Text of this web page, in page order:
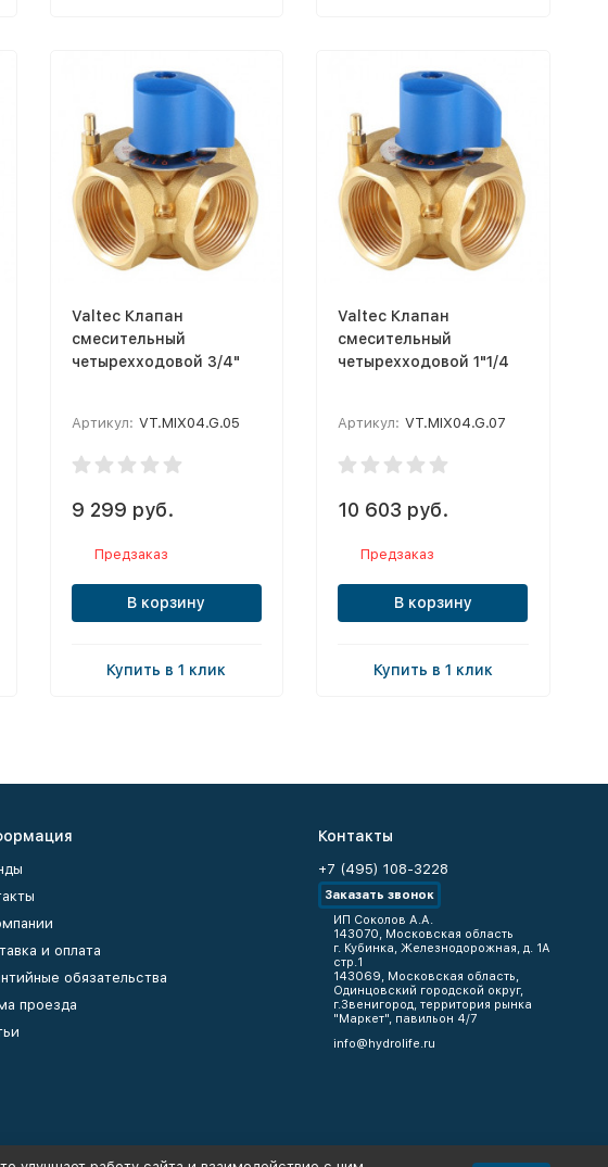
Valtec Клапан
смесительный
четырехходовой 3/4"
Артикул: VT.MIX04.G.05
9 299 руб.
Предзаказ
В корзину
Купить в 1 клик
Valtec Клапан
смесительный
четырехходовой 1"1/4
Артикул: VT.MIX04.G.07
10 603 руб.
Предзаказ
В корзину
Купить в 1 клик
и оплата
обязательства
проезда
Контакты
+7 (495) 108-3228
Заказать звонок
ИП Соколов А.А.
143070, Московская область
г. Кубинка, Железнодорожная, д. 1А
стр.1
143069, Московская область,
Одинцовский городской округ,
г.Звенигород, территория рынка
"Маркет", павильон 4/7
info@hydrolife.ru